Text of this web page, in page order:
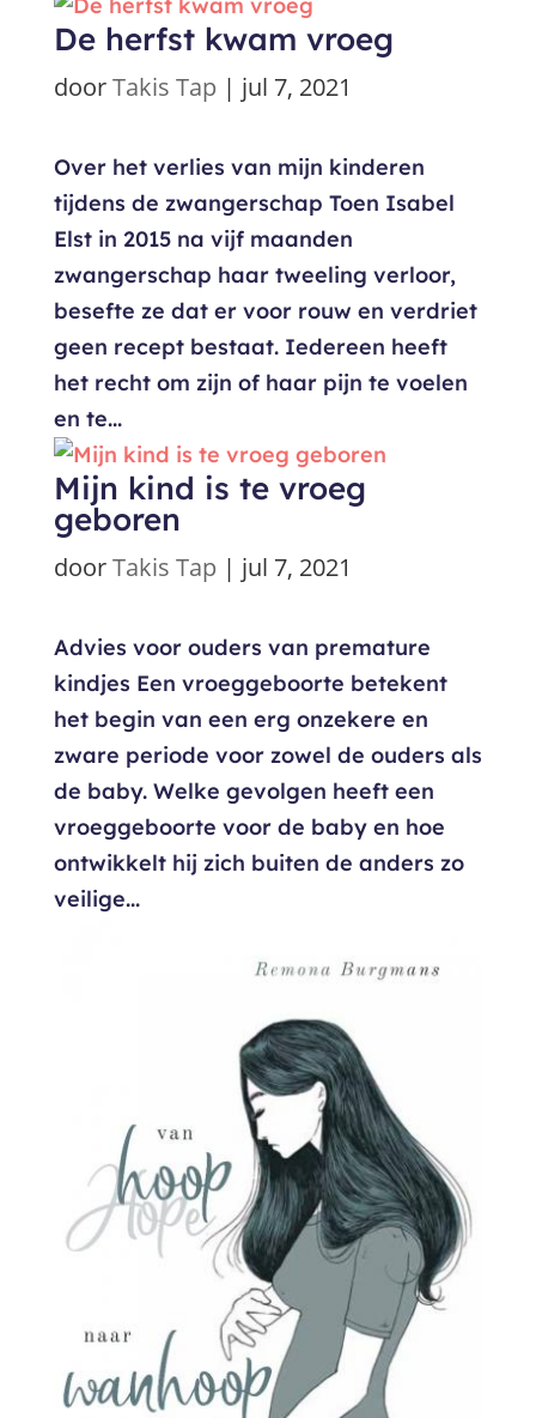
De herfst kwam vroeg
doorTakis Tap | jul 7, 2021
Over het verlies van mijn kinderen
tijdens de zwangerschap Toen Isabel
Elst in 2015 na vijf maanden
zwangerschap haar tweeling verloor,
besefte ze dat er voor rouw en verdriet
geen recept bestaat. Iedereen heeft
het recht om zijn of haar pijn te voelen
en te...
Mijn kind is te vroeg
geboren
doorTakis Tap | jul 7, 2021
Advies voor ouders van premature
kindjes Een vroeggeboorte betekent
het begin van een erg onzekere en
zware periode voor zowel de ouders als
de baby. Welke gevolgen heeft een
vroeggeboorte voor de baby en hoe
ontwikkelt hij zich buiten de anders zo
veilige...